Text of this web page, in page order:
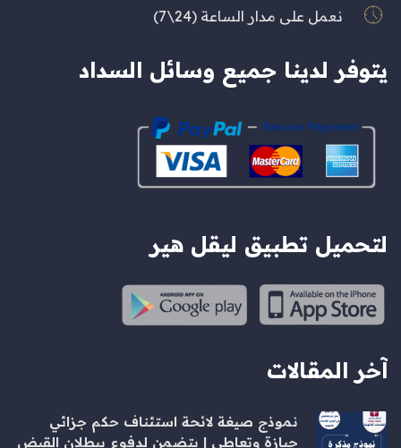
نعمل على مدار الساعة (24\7)
يتوفر لدينا جميع وسائل السداد
لتحميل تطبيق ليقل هير
آخر المقالات
نموذج صيغة لائحة استئناف حكم جزائي
حيازة وتعاطي | يتضمن لدفوع ببطلان القبض